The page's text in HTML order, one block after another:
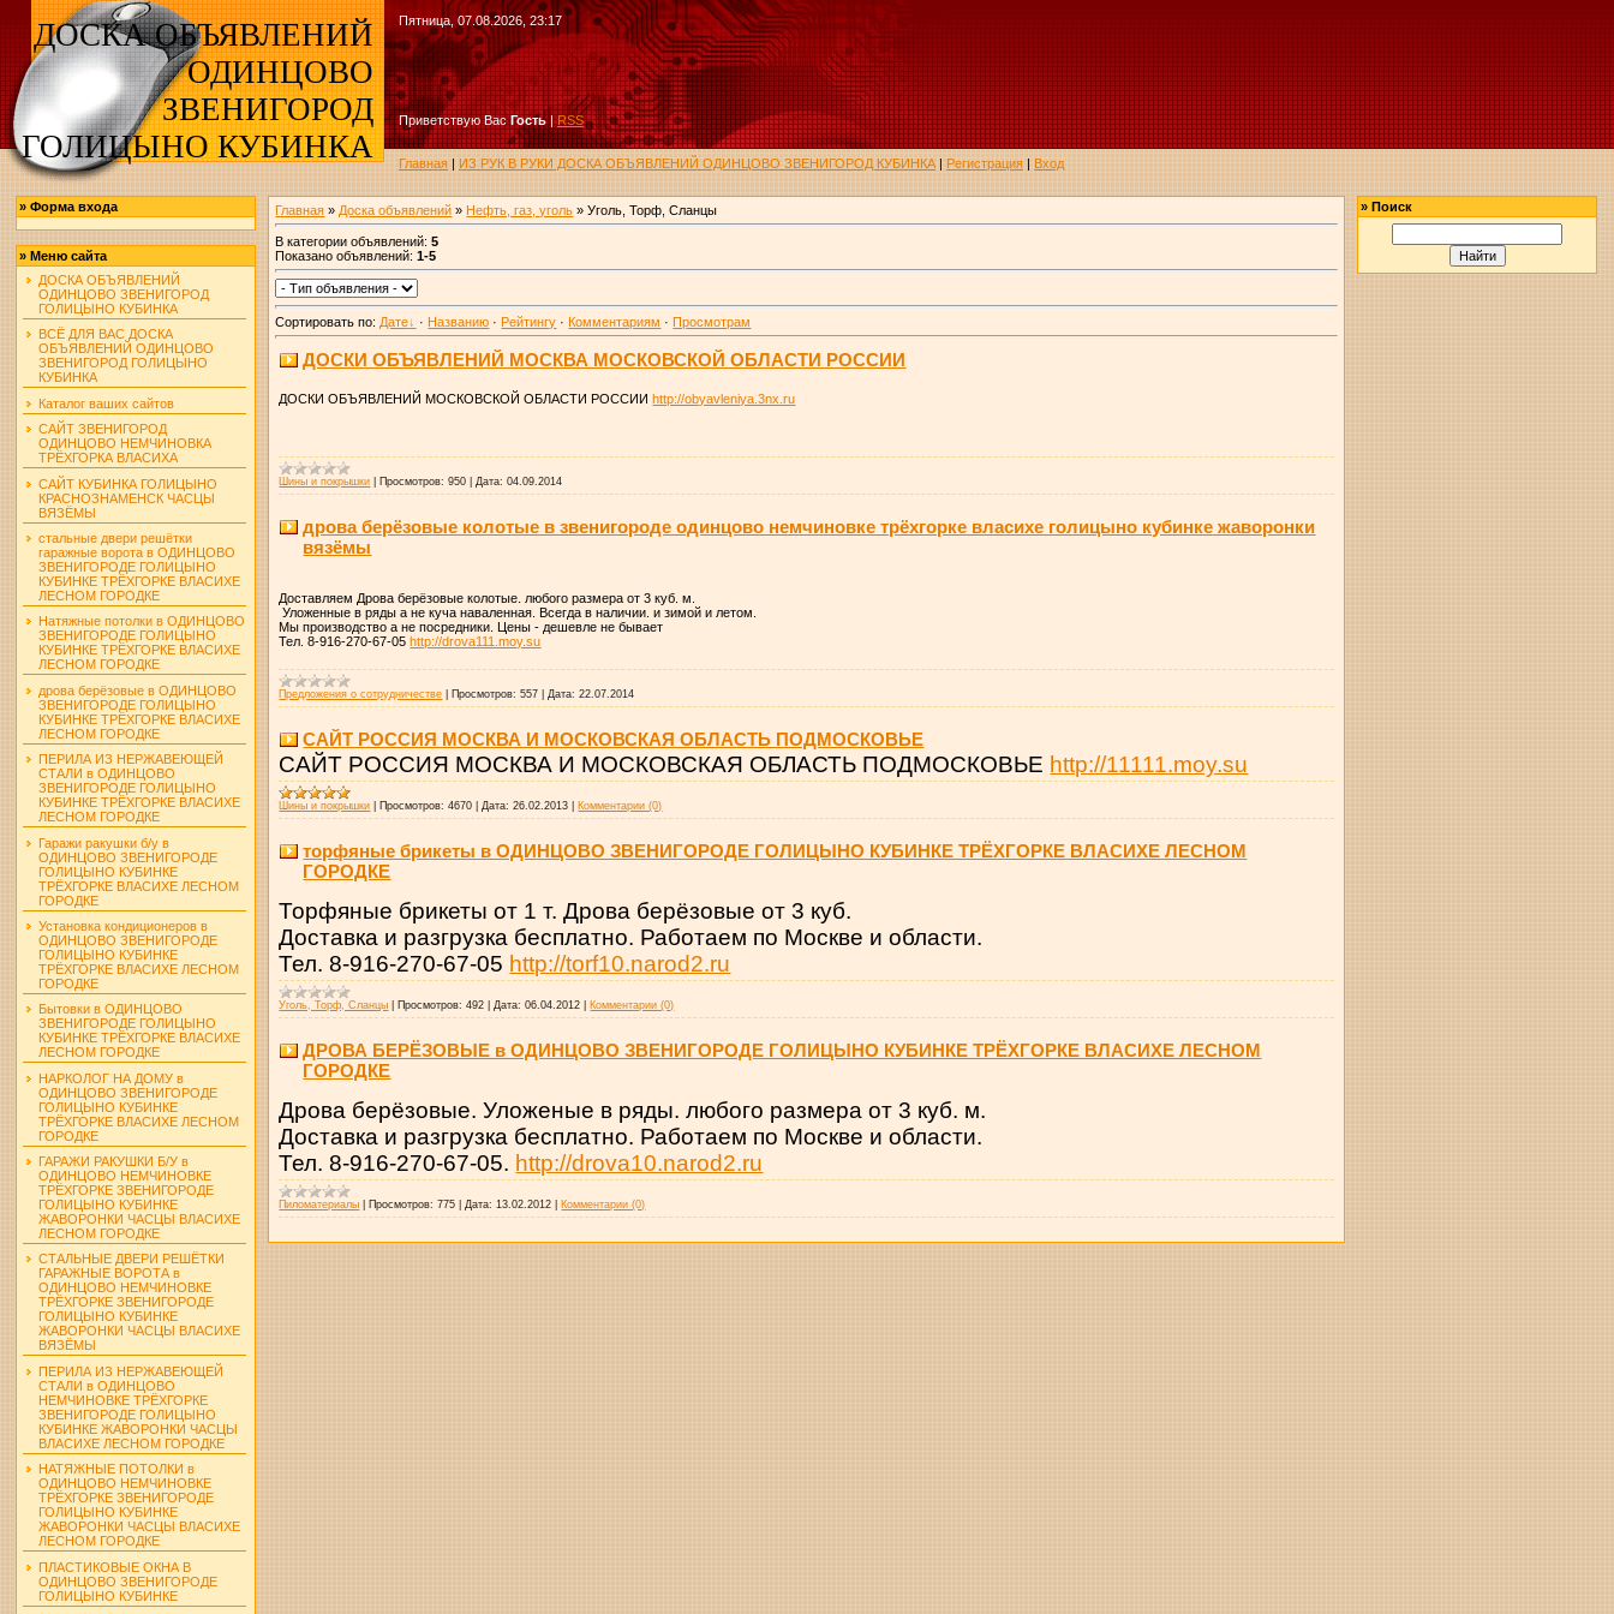
ДОСКА ОБЪЯВЛЕНИЙ
ОДИНЦОВО
ЗВЕНИГОРОД
ГОЛИЦЫНО КУБИНКА
Пятница, 07.08.2026, 23:17
Приветствую Вас Гость|RSS
Главная|ИЗ РУК В РУКИ ДОСКА ОБЪЯВЛЕНИЙ ОДИНЦОВО ЗВЕНИГОРОД КУБИНКА|Регистрация|Вход
»Форма входа
»Меню сайта
ДОСКА ОБЪЯВЛЕНИЙ
ОДИНЦОВО ЗВЕНИГОРОД
ГОЛИЦЫНО КУБИНКА
ВСЁ ДЛЯ ВАС ДОСКА
ОБЪЯВЛЕНИЙ ОДИНЦОВО
ЗВЕНИГОРОД ГОЛИЦЫНО
КУБИНКА
Каталог ваших сайтов
САЙТ ЗВЕНИГОРОД
ОДИНЦОВО НЕМЧИНОВКА
ТРЁХГОРКА ВЛАСИХА
САЙТ КУБИНКА ГОЛИЦЫНО
КРАСНОЗНАМЕНСК ЧАСЦЫ
ВЯЗЁМЫ
стальные двери решётки
гаражные ворота в ОДИНЦОВО
ЗВЕНИГОРОДЕ ГОЛИЦЫНО
КУБИНКЕ ТРЁХГОРКЕ ВЛАСИХЕ
ЛЕСНОМ ГОРОДКЕ
Натяжные потолки в ОДИНЦОВО
ЗВЕНИГОРОДЕ ГОЛИЦЫНО
КУБИНКЕ ТРЁХГОРКЕ ВЛАСИХЕ
ЛЕСНОМ ГОРОДКЕ
дрова берёзовые в ОДИНЦОВО
ЗВЕНИГОРОДЕ ГОЛИЦЫНО
КУБИНКЕ ТРЁХГОРКЕ ВЛАСИХЕ
ЛЕСНОМ ГОРОДКЕ
ПЕРИЛА ИЗ НЕРЖАВЕЮЩЕЙ
СТАЛИ в ОДИНЦОВО
ЗВЕНИГОРОДЕ ГОЛИЦЫНО
КУБИНКЕ ТРЁХГОРКЕ ВЛАСИХЕ
ЛЕСНОМ ГОРОДКЕ
Гаражи ракушки б/у в
ОДИНЦОВО ЗВЕНИГОРОДЕ
ГОЛИЦЫНО КУБИНКЕ
ТРЁХГОРКЕ ВЛАСИХЕ ЛЕСНОМ
ГОРОДКЕ
Установка кондиционеров в
ОДИНЦОВО ЗВЕНИГОРОДЕ
ГОЛИЦЫНО КУБИНКЕ
ТРЁХГОРКЕ ВЛАСИХЕ ЛЕСНОМ
ГОРОДКЕ
Бытовки в ОДИНЦОВО
ЗВЕНИГОРОДЕ ГОЛИЦЫНО
КУБИНКЕ ТРЁХГОРКЕ ВЛАСИХЕ
ЛЕСНОМ ГОРОДКЕ
НАРКОЛОГ НА ДОМУ в
ОДИНЦОВО ЗВЕНИГОРОДЕ
ГОЛИЦЫНО КУБИНКЕ
ТРЁХГОРКЕ ВЛАСИХЕ ЛЕСНОМ
ГОРОДКЕ
ГАРАЖИ РАКУШКИ Б/У в
ОДИНЦОВО НЕМЧИНОВКЕ
ТРЁХГОРКЕ ЗВЕНИГОРОДЕ
ГОЛИЦЫНО КУБИНКЕ
ЖАВОРОНКИ ЧАСЦЫ ВЛАСИХЕ
ЛЕСНОМ ГОРОДКЕ
СТАЛЬНЫЕ ДВЕРИ РЕШЁТКИ
ГАРАЖНЫЕ ВОРОТА в
ОДИНЦОВО НЕМЧИНОВКЕ
ТРЁХГОРКЕ ЗВЕНИГОРОДЕ
ГОЛИЦЫНО КУБИНКЕ
ЖАВОРОНКИ ЧАСЦЫ ВЛАСИХЕ
ВЯЗЁМЫ
ПЕРИЛА ИЗ НЕРЖАВЕЮЩЕЙ
СТАЛИ в ОДИНЦОВО
НЕМЧИНОВКЕ ТРЁХГОРКЕ
ЗВЕНИГОРОДЕ ГОЛИЦЫНО
КУБИНКЕ ЖАВОРОНКИ ЧАСЦЫ
ВЛАСИХЕ ЛЕСНОМ ГОРОДКЕ
НАТЯЖНЫЕ ПОТОЛКИ в
ОДИНЦОВО НЕМЧИНОВКЕ
ТРЁХГОРКЕ ЗВЕНИГОРОДЕ
ГОЛИЦЫНО КУБИНКЕ
ЖАВОРОНКИ ЧАСЦЫ ВЛАСИХЕ
ЛЕСНОМ ГОРОДКЕ
ПЛАСТИКОВЫЕ ОКНА В
ОДИНЦОВО ЗВЕНИГОРОДЕ
ГОЛИЦЫНО КУБИНКЕ
Главная » Доска объявлений » Нефть, газ, уголь » Уголь, Торф, Сланцы
В категории объявлений:5
Показано объявлений:1-5
Сортировать по: Дате · Названию · Рейтингу · Комментариям ·Просмотрам
ДОСКИ ОБЪЯВЛЕНИЙ МОСКВА МОСКОВСКОЙ ОБЛАСТИ РОССИИ
ДОСКИ ОБЪЯВЛЕНИЙ МОСКОВСКОЙ ОБЛАСТИ РОССИИ http://obyavleniya.3nx.ru
Шины и покрышки Просмотров: 950 Дата: 04.09.2014
дрова берёзовые колотые в звенигороде одинцово немчиновке трёхгорке власихе голицыно кубинке жаворонки
вязёмы
Доставляем Дрова берёзовые колотые. любого размера от 3 куб. м.
Уложенные в ряды а не куча наваленная. Всегда в наличии. и зимой и летом.
Мы производство а не посредники. Цены - дешевле не бывает
Тел. 8-916-270-67-05 http://drova111.moy.su
Предложения о сотрудничестве Просмотров: 557 Дата: 22.07.2014
САЙТ РОССИЯ МОСКВА И МОСКОВСКАЯ ОБЛАСТЬ ПОДМОСКОВЬЕ
САЙТ РОССИЯ МОСКВА И МОСКОВСКАЯ ОБЛАСТЬ ПОДМОСКОВЬЕ http://11111.moy.su
Шины и покрышки Просмотров: 4670 Дата: 26.02.2013 Комментарии (0)
торфяные брикеты в ОДИНЦОВО ЗВЕНИГОРОДЕ ГОЛИЦЫНО КУБИНКЕ ТРЁХГОРКЕ ВЛАСИХЕ ЛЕСНОМ
ГОРОДКЕ
Торфяные брикеты от 1 т. Дрова берёзовые от 3 куб.
Доставка и разгрузка бесплатно. Работаем по Москве и области.
Тел. 8-916-270-67-05 http://torf10.narod2.ru
Уголь, Торф, Сланцы Просмотров: 492 Дата: 06.04.2012 Комментарии (0)
ДРОВА БЕРЁЗОВЫЕ в ОДИНЦОВО ЗВЕНИГОРОДЕ ГОЛИЦЫНО КУБИНКЕ ТРЁХГОРКЕ ВЛАСИХЕ ЛЕСНОМ
ГОРОДКЕ
Дрова берёзовые. Уложеные в ряды. любого размера от 3 куб. м.
Доставка и разгрузка бесплатно. Работаем по Москве и области.
Тел. 8-916-270-67-05. http://drova10.narod2.ru
Пиломатериалы Просмотров: 775 Дата: 13.02.2012 Комментарии (0)
»Поиск